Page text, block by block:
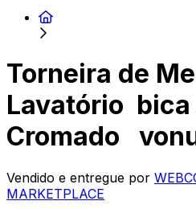
Torneira de
Lavatório bica
Cromado
Vendido e entregue por
MARKETPLACE